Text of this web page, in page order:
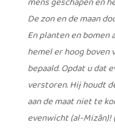
De zon en de maan
En planten en bomen
hemel er hoog boven
bepaald. Opdat u dat
verstoren. Hij houdt
aan de maat niet te
evenwicht (al-Mizân)!